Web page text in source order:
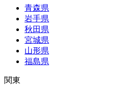
青森県
岩手県
秋田県
宮城県
山形県
福島県
関東